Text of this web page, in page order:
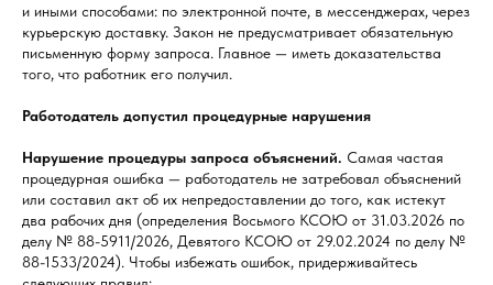
и иными способами: по электронной почте, в мессенджерах, через
курьерскую доставку. Закон не предусматривает обязательную
письменную форму запроса. Главное — иметь доказательства
того, что работник его получил.
Работодатель допустил процедурные нарушения
Нарушение процедуры запроса объяснений. Самая частая
процедурная ошибка — работодатель не затребовал объяснений
или составил акт об их непредоставлении до того, как истекут
два рабочих дня (определения Восьмого КСОЮ от 31.03.2026 по
делу № 88-5911/2026, Девятого КСОЮ от 29.02.2024 по делу №
88-1533/2024). Чтобы избежать ошибок, придерживайтесь